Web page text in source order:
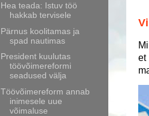
et
Hea teada: Istuv töö
hakkab tervisele
Pärnus koolitamas ja
spad nautimas
President kuulutas
töövõimereformi
seadused välja
Töövõimereform annab
inimesele uue
võimaluse